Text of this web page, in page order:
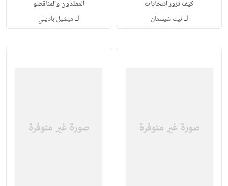
كيف تزور انتخابات
لـ نيك شيسمان
المقلدون والمناقضو
لـ ميشيل باديلي